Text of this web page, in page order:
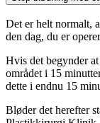
Det er helt normalt,
den dag, du er
Hvis det begynder
området i 15
dette i endnu 15
Bløder det herefter